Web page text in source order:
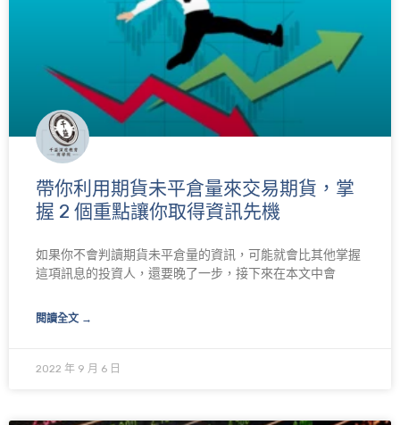
帶你利用期貨未平倉量來交易期貨，掌
握 2 個重點讓你取得資訊先機
如果你不會判讀期貨未平倉量的資訊，可能就會比其他掌握
這項訊息的投資人，還要晚了一步，接下來在本文中會
閱讀全文 →
2022 年 9 月 6 日